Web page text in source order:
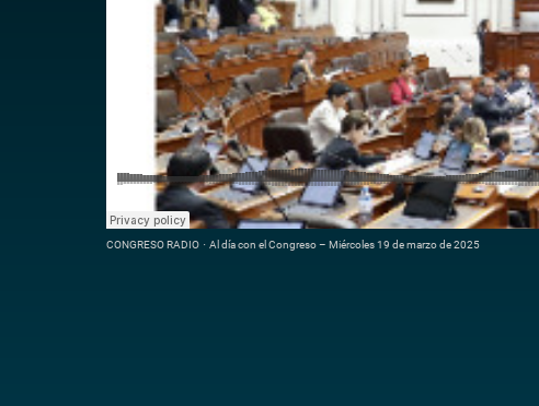
CONGRESO RADIO · Al día con el Congreso – Miércoles 19 de marzo de 2025